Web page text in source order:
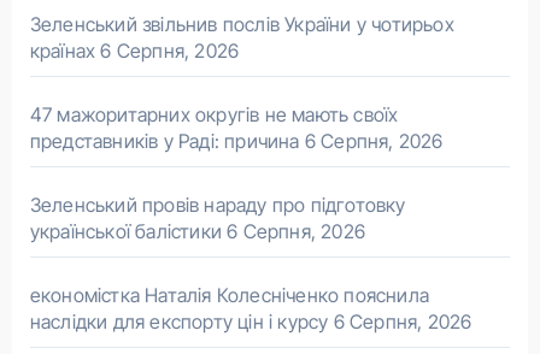
Зеленський звільнив послів України у чотирьох
країнах 6 Серпня, 2026
47 мажоритарних округів не мають своїх
представників у Раді: причина 6 Серпня, 2026
Зеленський провів нараду про підготовку
української балістики 6 Серпня, 2026
економістка Наталія Колесніченко пояснила
наслідки для експорту цін і курсу 6 Серпня, 2026